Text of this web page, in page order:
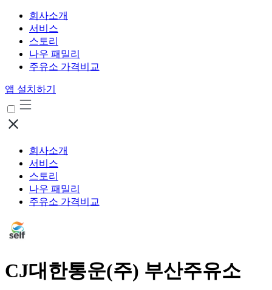
회사소개
서비스
스토리
나우 패밀리
주유소 가격비교
앱 설치하기
회사소개
서비스
스토리
나우 패밀리
주유소 가격비교
CJ대한통운(주) 부산주유소